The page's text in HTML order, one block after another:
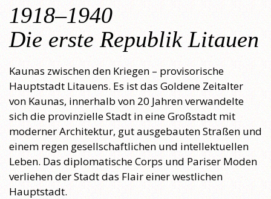
1918–1940
Die erste Republik Litauen
Kaunas zwischen den Kriegen – provisorische
Hauptstadt Litauens. Es ist das Goldene Zeitalter
von Kaunas, innerhalb von 20 Jahren verwandelte
sich die provinzielle Stadt in eine Großstadt mit
moderner Architektur, gut ausgebauten Straßen und
einem regen gesellschaftlichen und intellektuellen
Leben. Das diplomatische Corps und Pariser Moden
verliehen der Stadt das Flair einer westlichen
Hauptstadt.